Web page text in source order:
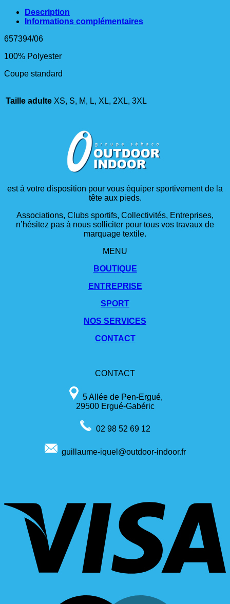
Description
Informations complémentaires
657394/06
100% Polyester
Coupe standard
Taille adulte XS, S, M, L, XL, 2XL, 3XL
est à votre disposition pour vous équiper sportivement de la
tête aux pieds.
Associations, Clubs sportifs, Collectivités, Entreprises,
n’hésitez pas à nous solliciter pour tous vos travaux de
marquage textile.
MENU
BOUTIQUE
ENTREPRISE
SPORT
NOS SERVICES
CONTACT
CONTACT
5 Allée de Pen-Ergué,
29500 Ergué-Gabéric
02 98 52 69 12
guillaume-iquel@outdoor-indoor.fr